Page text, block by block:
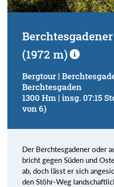
(1972 m)
Bergtour |
Berchtesgaden
1300 Hm | insg. 07:15
von 6)
Der Berchtesgadener oder
bricht gegen Süden und
ab, doch lässt er sich
den Stöhr-Weg